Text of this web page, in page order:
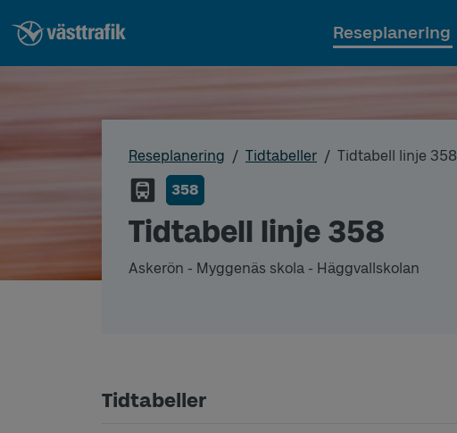
Reseplanering
Reseplanering Tidtabeller
Tidtabell linje 358
358
Tidtabell linje 358
Askerön - Myggenäs skola - Häggvallskolan
Tidtabeller